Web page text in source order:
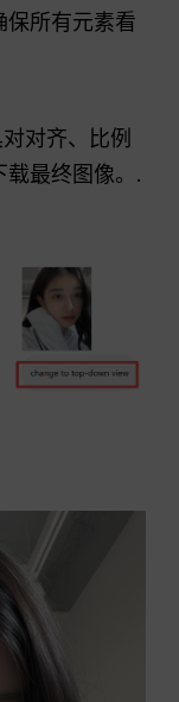
保所有元素看
对齐、比例
最终图像。.